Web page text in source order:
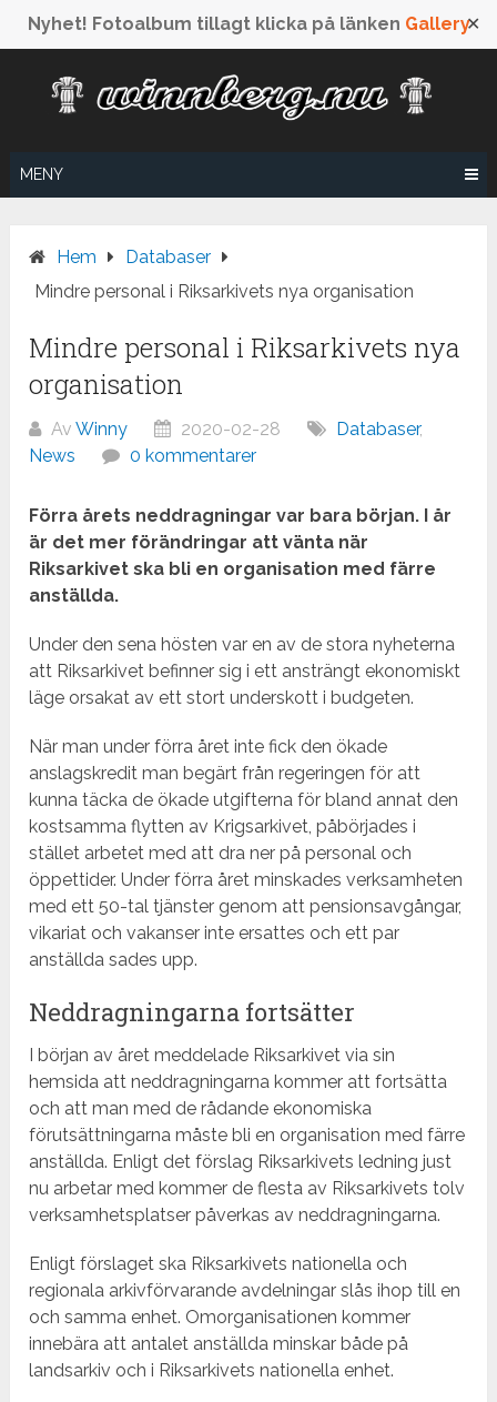
Nyhet! Fotoalbum tillagt klicka på länken Gallery✕
innehåll
MENY
Hem
Databaser
Mindre personal i Riksarkivets nya organisation
Mindre personal i Riksarkivets nya
organisation
AvWinny 2020-02-28 Databaser,
News
0 kommentarer
Förra årets neddragningar var bara början. I år
är det mer förändringar att vänta när
Riksarkivet ska bli en organisation med färre
anställda.
Under den sena hösten var en av de stora nyheterna
att Riksarkivet befinner sig i ett ansträngt ekonomiskt
läge orsakat av ett stort underskott i budgeten.
När man under förra året inte fick den ökade
anslagskredit man begärt från regeringen för att
kunna täcka de ökade utgifterna för bland annat den
kostsamma flytten av Krigsarkivet, påbörjades i
stället arbetet med att dra ner på personal och
öppettider. Under förra året minskades verksamheten
med ett 50-tal tjänster genom att pensions­avgångar,
vikariat och vakanser inte ersattes och ett par
anställda sades upp.
Neddragningarna fortsätter
I början av året meddelade Riksarkivet via sin
hemsida att neddragningarna kommer att fortsätta
och att man med de rådande ekonomiska
förutsättningarna måste bli en organisation med färre
anställda. Enligt det förslag Riksarkivets ledning just
nu arbetar med kommer de flesta av Riksarkivets tolv
verksamhetsplatser påverkas av neddragningarna.
Enligt förslaget ska Riksarkivets nationella och
regionala arkivförvarande avdelningar slås ihop till en
och samma enhet. Omorganisationen kommer
innebära att antalet anställda minskar både på
landsarkiv och i Riksarkivets nationella enhet.